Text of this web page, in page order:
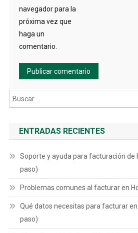
navegador para la
próxima vez que
haga un
comentario.
ENTRADAS RECIENTES
Soporte y ayuda para facturación de
paso)
Problemas comunes al facturar en
Qué datos necesitas para facturar
paso)